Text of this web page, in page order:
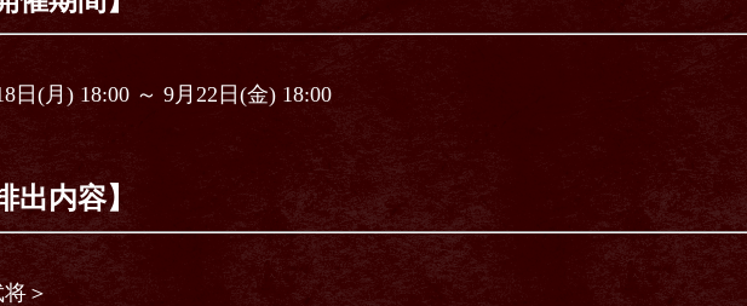
日(月) 18:00 ～ 9月22日(金) 18:00
出内容】
＞